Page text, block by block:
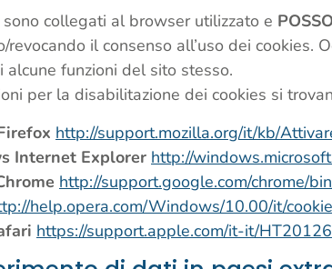
sono collegati al browser utilizzato e
revocando il consenso all’uso dei
alcune funzioni del sito stesso.
per la disabilitazione dei cookies si
http://support.mozilla.org/it/kb/
Internet Explorer http://
http://support.google.com/chrome/
help.opera.com/Windows/10.00/it/
https://support.apple.com/it-it/